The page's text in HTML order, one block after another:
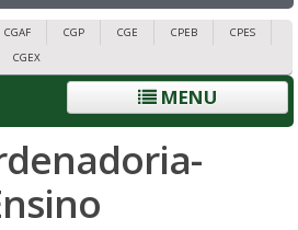
CGAF CGP CGE CPEB
CPES
CGEX
MENU